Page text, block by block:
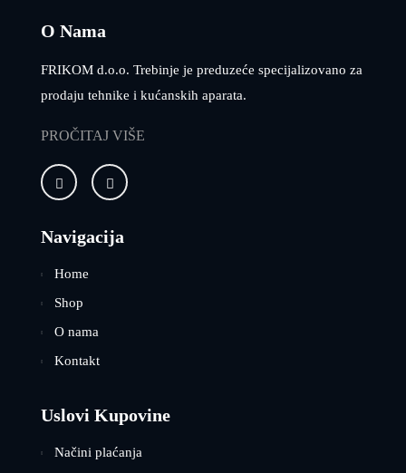
O Nama
FRIKOM d.o.o. Trebinje je preduzeće specijalizovano za
prodaju tehnike i kućanskih aparata.
PROČITAJ VIŠE
Navigacija
Home
Shop
O nama
Kontakt
Uslovi Kupovine
Načini plaćanja